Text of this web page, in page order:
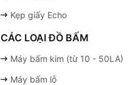
Kẹp giấy Echo
CÁC LOẠI ĐỒ BẤM
Máy bấm kim (từ 10 - 50LA)
Máy bấm lỗ